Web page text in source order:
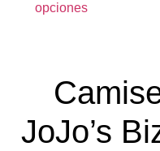
opciones
JoJo’s